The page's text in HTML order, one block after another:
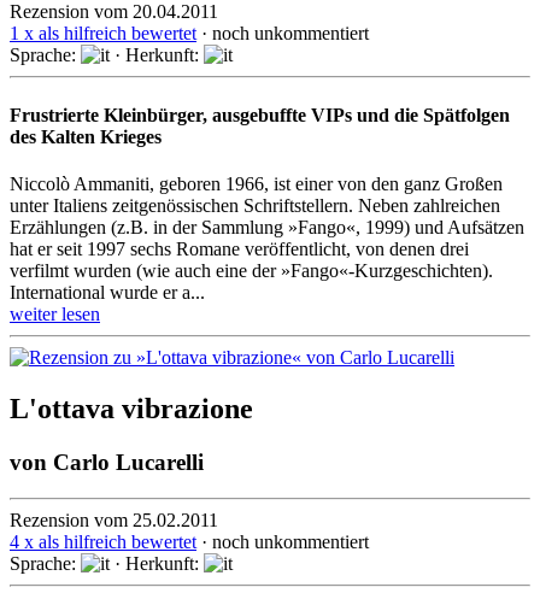
Rezension vom 20.04.2011
1 x als hilfreich bewertet · noch unkommentiert
Sprache:
· Herkunft:
Frustrierte Kleinbürger, ausgebuffte VIPs und die Spätfolgen
des Kalten Krieges
Niccolò Ammaniti, geboren 1966, ist einer von den ganz Großen
unter Italiens zeitgenössischen Schriftstellern. Neben zahlreichen
Erzählungen (z.B. in der Sammlung »Fango«, 1999) und Aufsätzen
hat er seit 1997 sechs Romane veröffentlicht, von denen drei
verfilmt wurden (wie auch eine der »Fango«-Kurz­geschichten).
International wurde er a...
weiter lesen
L'ottava vibrazione
von Carlo Lucarelli
Rezension vom 25.02.2011
4 x als hilfreich bewertet· noch unkommentiert
Sprache:
· Herkunft: